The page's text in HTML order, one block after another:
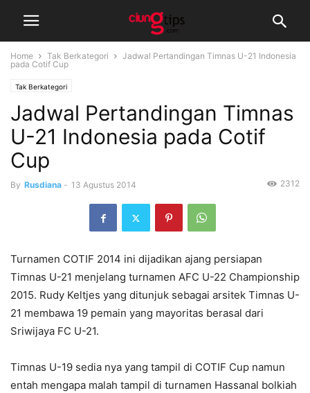
Home Tak Berkategori
Jadwal Pertandingan Timnas U-21 Indonesia
pada Cotif Cup
Tak Berkategori
Jadwal Pertandingan Timnas
U-21 Indonesia pada Cotif
Cup
By Rusdiana - 13 Agustus 2014 2312
Turnamen COTIF 2014 ini dijadikan ajang persiapan
Timnas U-21 menjelang turnamen AFC U-22 Championship
2015. Rudy Keltjes yang ditunjuk sebagai arsitek Timnas U-
21 membawa 19 pemain yang mayoritas berasal dari
Sriwijaya FC U-21.
Timnas U-19 sedia nya yang tampil di COTIF Cup namun
entah mengapa malah tampil di turnamen Hassanal bolkiah